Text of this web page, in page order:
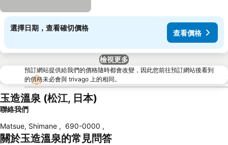
選擇日期，查看確切價格
查看價格
檢視更多
預訂網站提供給我們的價格隨時都會改變，因此您前往預訂網站後看到
的價格未必會與 trivago 上的相同。
玉造溫泉 (松江, 日本)
聯絡我們
Matsue, Shimane , 690-0000 ,
關於玉造溫泉的常見問答